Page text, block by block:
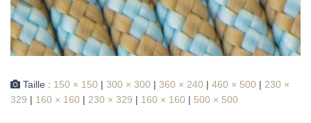
Taille : 150 × 150 | 300 × 300 | 360 × 240 | 460 × 500 | 230 ×
329 | 160 × 160 | 230 × 329 | 160 × 160 | 500 × 500